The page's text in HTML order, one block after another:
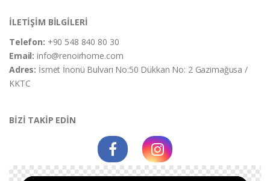
İLETİŞİM BİLGİLERİ
Telefon: +90 548 840 80 30
Email:info@renoirhome.com
Adres: İsmet İnonü Bulvarı No:50 Dükkan No: 2 Gazimağusa /
KKTC
BİZİ TAKİP EDİN